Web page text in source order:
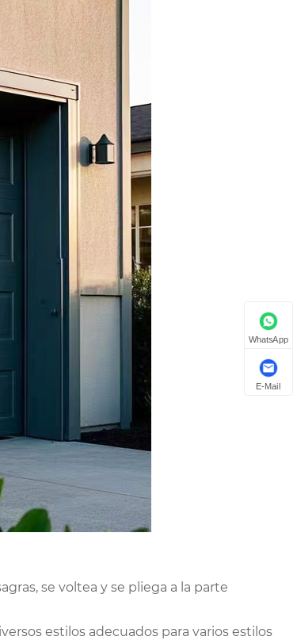
se voltea y se pliega a la parte
estilos adecuados para varios estilos
WhatsApp
E-Mail